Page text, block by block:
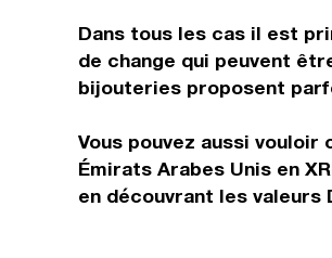
Dans tous les cas il est
de change qui peuvent
bijouteries proposent
Vous pouvez aussi vouloir
Émirats Arabes Unis en
en découvrant les valeurs